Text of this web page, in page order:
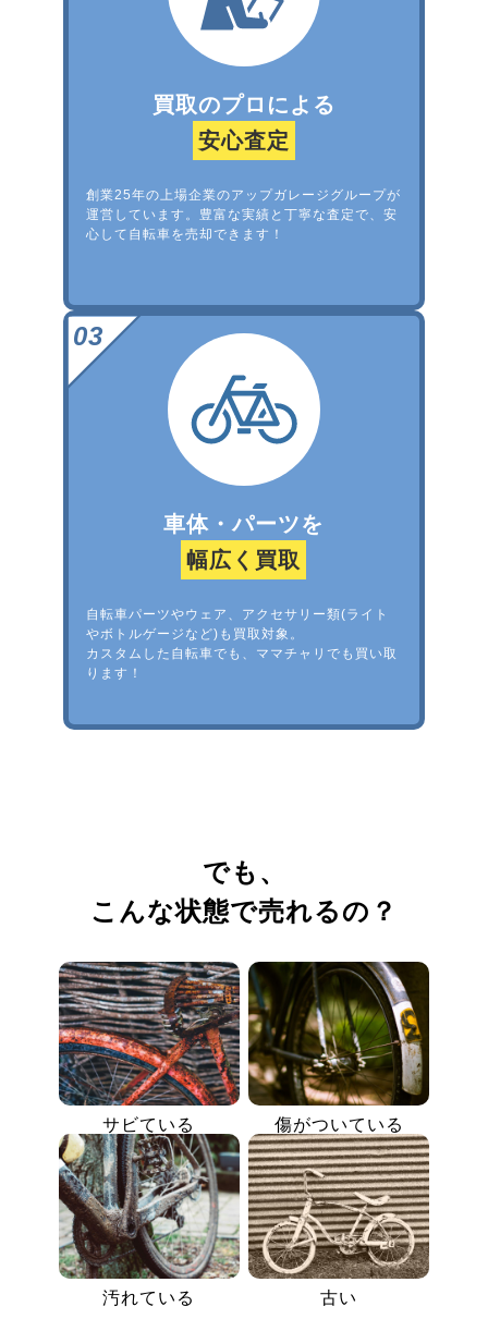
買取のプロによる
安心査定
創業25年の上場企業のアップガレージグループが
運営しています。豊富な実績と丁寧な査定で、安
心して自転車を売却できます！
車体・パーツを
幅広く買取
自転車パーツやウェア、アクセサリー類(ライト
やボトルゲージなど)も買取対象。
カスタムした自転車でも、ママチャリでも買い取
ります！
でも、
こんな状態で売れるの？
サビている 傷がついている
汚れている 古い